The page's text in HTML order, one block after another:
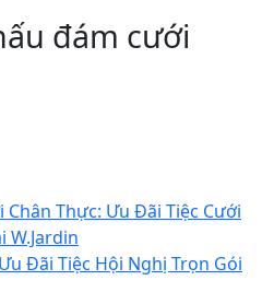
đám cưới